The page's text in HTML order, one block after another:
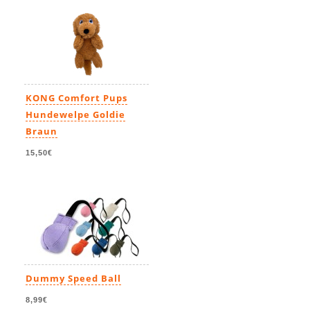
KONG Comfort Pups
Hundewelpe Goldie
Braun
15,50€
Dummy Speed Ball
8,99€